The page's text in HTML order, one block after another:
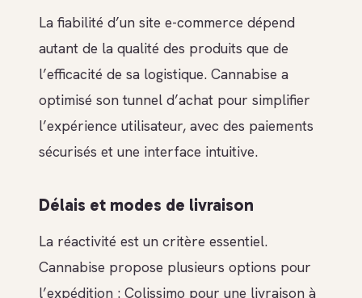
La fiabilité d’un site e-commerce dépend
autant de la qualité des produits que de
l’efficacité de sa logistique. Cannabise a
optimisé son tunnel d’achat pour simplifier
l’expérience utilisateur, avec des paiements
sécurisés et une interface intuitive.
Délais et modes de livraison
La réactivité est un critère essentiel.
Cannabise propose plusieurs options pour
l’expédition : Colissimo pour une livraison à